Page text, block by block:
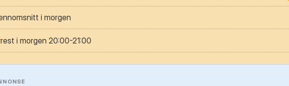
i morgen
i morgen 20:00-21:00